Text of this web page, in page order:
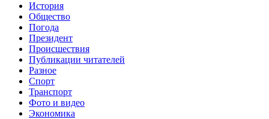
История
Общество
Погода
Президент
Происшествия
Публикации читателей
Разное
Спорт
Транспорт
Фото и видео
Экономика